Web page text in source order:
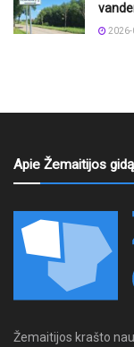
2026-
Apie Žemaitijos gidą
Žemaitijos krašto